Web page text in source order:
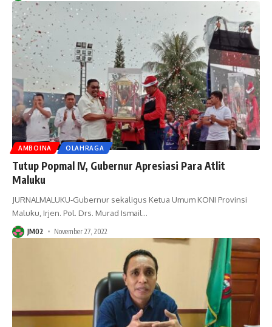
AMBOINA OLAHRAGA
Tutup Popmal IV, Gubernur Apresiasi Para Atlit
Maluku
JURNALMALUKU-Gubernur sekaligus Ketua Umum KONI Provinsi
Maluku, Irjen. Pol. Drs. Murad Ismail…
JM02 November 27, 2022